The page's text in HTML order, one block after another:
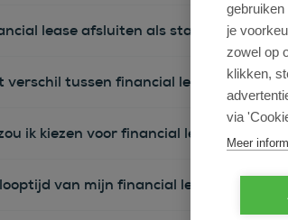
lease afsluiten als startende
verschil tussen financial lease en
ik kiezen voor financial lease bij ROS
van mijn financial leasecontract
je
zowel op
klikken,
via
Meer